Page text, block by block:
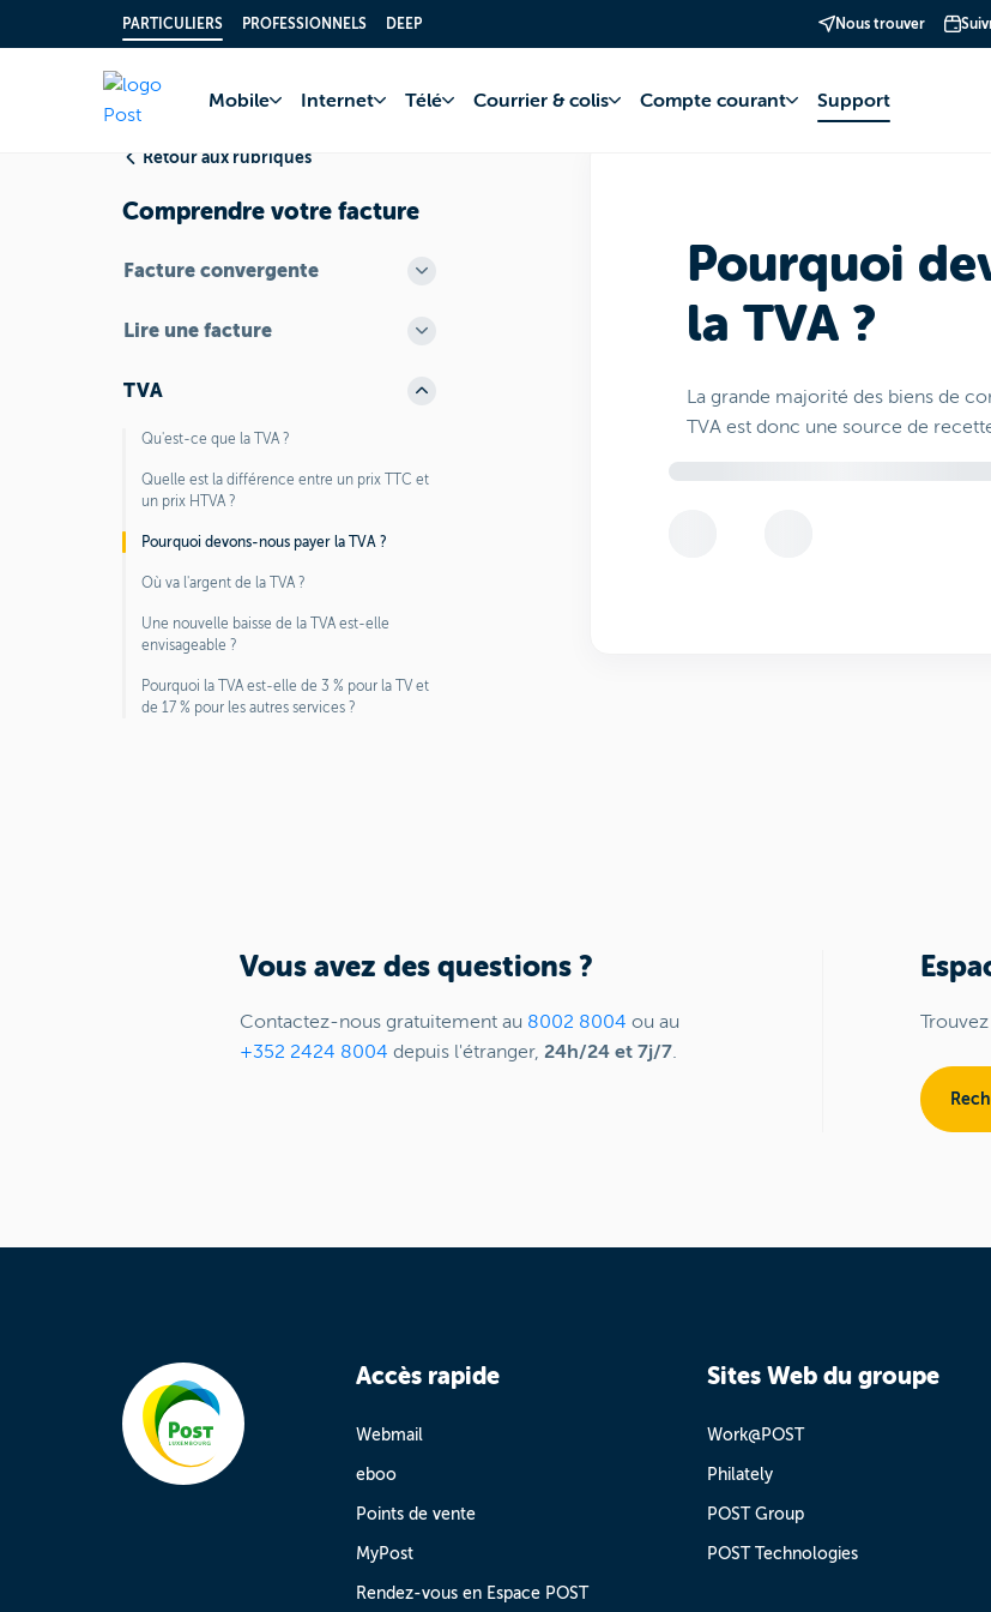
PARTICULIERS PROFESSIONNELS DEEP Nous trouver
Mobile Internet Télé Courrier & colis Compte courant Support
Retour aux rubriques
Comprendre votre facture
Facture convergente
Lire une facture
TVA
Qu'est-ce que la TVA ?
Quelle est la différence entre un prix TTC et
un prix HTVA ?
Pourquoi devons-nous payer la TVA ?
Où va l'argent de la TVA ?
Une nouvelle baisse de la TVA est-elle
envisageable ?
Pourquoi la TVA est-elle de 3 % pour la TV et
de 17 % pour les autres services ?
Pourquoi
la TVA ?
La grande majorité des biens de
TVA est donc une source de
Vous avez des questions ?
Contactez-nous gratuitement au 8002 8004 ou au
+352 2424 8004 depuis l'étranger, 24h/24 et 7j/7.
Accès rapide
Webmail
eboo
Points de vente
MyPost
Rendez-vous en Espace POST
Sites Web du groupe
Work@POST
Philately
POST Group
POST Technologies